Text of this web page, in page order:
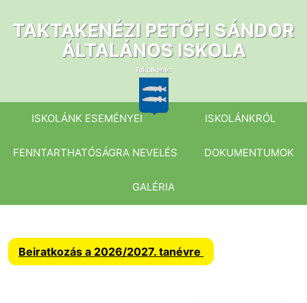
tartalomhoz
TAKTAKENÉZI PETŐFI SÁNDOR
ÁLTALÁNOS ISKOLA
ISKOLÁNK ESEMÉNYEI ISKOLÁNKRÓL
FENNTARTHATÓSÁGRA NEVELÉS DOKUMENTUMOK
GALÉRIA
Beiratkozás a 2026/2027. tanévre